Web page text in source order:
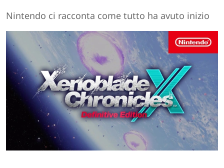
Nintendo ci racconta come tutto ha avuto inizio